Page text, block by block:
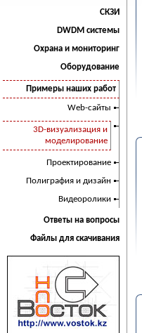
СКЗИ
DWDM системы
Охрана и мониторинг
Оборудование
Примеры наших работ
Web-сайты
3D-визуализация и
моделирование
Проектирование
Полиграфия и дизайн
Видеоролики
Ответы на вопросы
Файлы для скачивания